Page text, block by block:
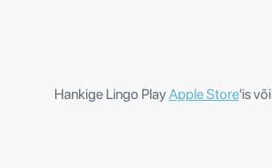
Hankige Lingo PlayApple Store'is või